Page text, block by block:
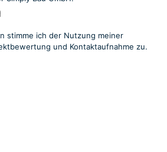
stimme ich der Nutzung meiner
und Kontaktaufnahme zu.